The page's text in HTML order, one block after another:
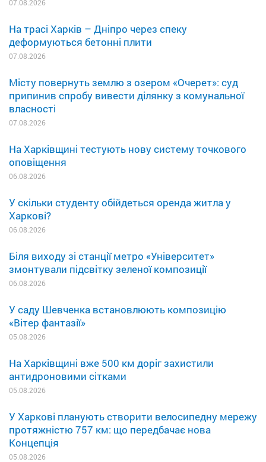
07.08.2026
На трасі Харків – Дніпро через спеку
деформуються бетонні плити
07.08.2026
Місту повернуть землю з озером «Очерет»: суд
припинив спробу вивести ділянку з комунальної
власності
07.08.2026
На Харківщині тестують нову систему точкового
оповіщення
06.08.2026
У скільки студенту обійдеться оренда житла у
Харкові?
06.08.2026
Біля виходу зі станції метро «Університет»
змонтували підсвітку зеленої композиції
06.08.2026
У саду Шевченка встановлюють композицію
«Вітер фантазії»
05.08.2026
На Харківщині вже 500 км доріг захистили
антидроновими сітками
05.08.2026
У Харкові планують створити велосипедну мережу
протяжністю 757 км: що передбачає нова
Концепція
05.08.2026